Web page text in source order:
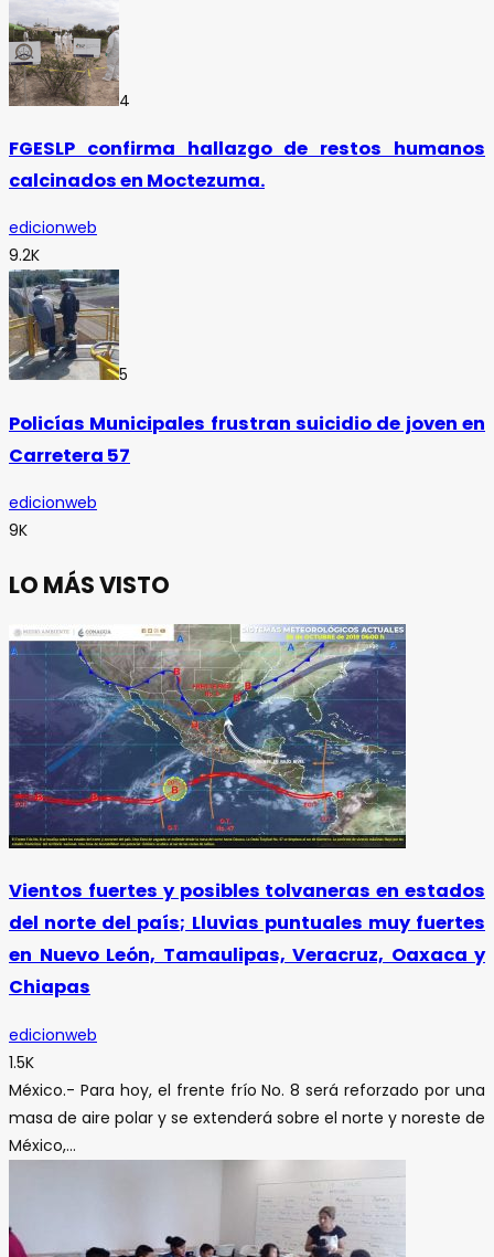
4
FGESLP confirma hallazgo de restos humanos
calcinados en Moctezuma.
edicionweb
9.2K
5
Policías Municipales frustran suicidio de joven en
Carretera 57
edicionweb
9K
LO MÁS VISTO
Vientos fuertes y posibles tolvaneras en estados
del norte del país; Lluvias puntuales muy fuertes
en Nuevo León, Tamaulipas, Veracruz, Oaxaca y
Chiapas
edicionweb
1.5K
México.- Para hoy, el frente frío No. 8 será reforzado por una
masa de aire polar y se extenderá sobre el norte y noreste de
México,...